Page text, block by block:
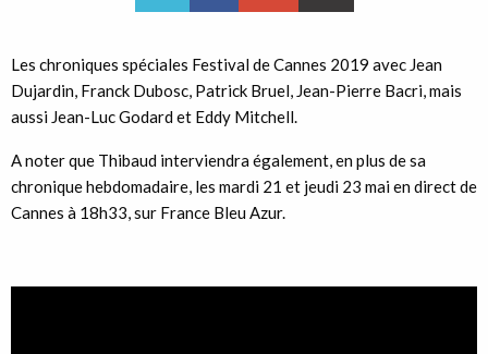
Les chroniques spéciales Festival de Cannes 2019 avec Jean
Dujardin, Franck Dubosc, Patrick Bruel, Jean-Pierre Bacri, mais
aussi Jean-Luc Godard et Eddy Mitchell.
A noter que Thibaud interviendra également, en plus de sa
chronique hebdomadaire, les mardi 21 et jeudi 23 mai en direct de
Cannes à 18h33, sur France Bleu Azur.